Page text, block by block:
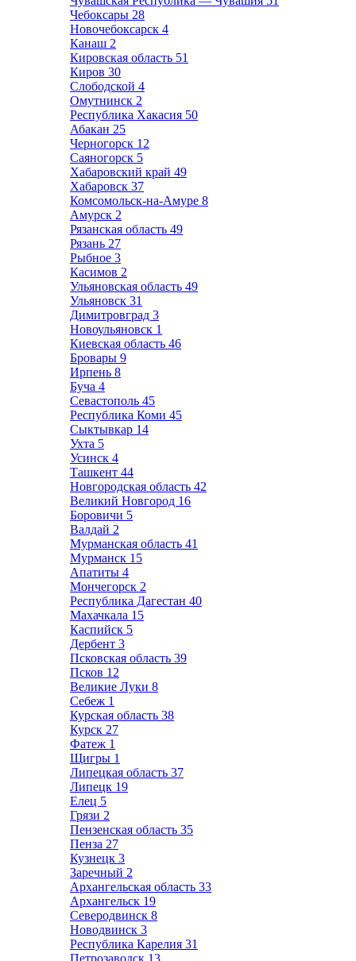
Чебоксары 28
Новочебоксарск 4
Канаш 2
Кировская область 51
Киров 30
Слободской 4
Омутнинск 2
Республика Хакасия 50
Абакан 25
Черногорск 12
Саяногорск 5
Хабаровский край 49
Хабаровск 37
Комсомольск-на-Амуре 8
Амурск 2
Рязанская область 49
Рязань 27
Рыбное 3
Касимов 2
Ульяновская область 49
Ульяновск 31
Димитровград 3
Новоульяновск 1
Киевская область 46
Бровары 9
Ирпень 8
Буча 4
Севастополь 45
Республика Коми 45
Сыктывкар 14
Ухта 5
Усинск 4
Ташкент 44
Новгородская область 42
Великий Новгород 16
Боровичи 5
Валдай 2
Мурманская область 41
Мурманск 15
Апатиты 4
Мончегорск 2
Республика Дагестан 40
Махачкала 15
Каспийск 5
Дербент 3
Псковская область 39
Псков 12
Великие Луки 8
Себеж 1
Курская область 38
Курск 27
Фатеж 1
Щигры 1
Липецкая область 37
Липецк 19
Елец 5
Грязи 2
Пензенская область 35
Пенза 27
Кузнецк 3
Заречный 2
Архангельская область 33
Архангельск 19
Северодвинск 8
Новодвинск 3
Республика Карелия 31
Петрозаводск 13